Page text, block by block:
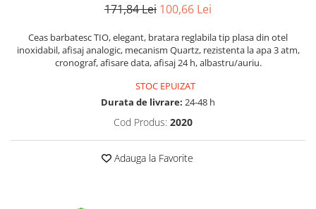
171,84 Lei 100,66 Lei
Ceas barbatesc TIO, elegant, bratara reglabila tip plasa din otel
inoxidabil, afisaj analogic, mecanism Quartz, rezistenta la apa 3 atm,
cronograf, afisare data, afisaj 24 h, albastru/auriu.
STOC EPUIZAT
Durata de livrare: 24-48 h
Cod Produs: 2020
Adauga la Favorite